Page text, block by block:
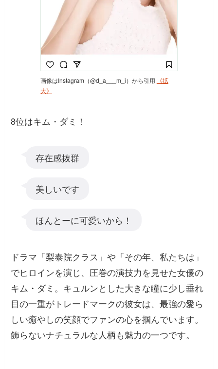
画像はInstagram（@d_a___m_i）から引用
《拡
大》
8位はキム・ダミ！
存在感抜群
美しいです
ほんとーに可愛いから！
ドラマ「梨泰院クラス」や「その年、私たちは」
でヒロインを演じ、圧巻の演技力を見せた女優の
キム・ダミ。キュルンとした大きな瞳に少し垂れ
目の一重がトレードマークの彼女は、最強の愛ら
しい癒やしの笑顔でファンの心を掴んでいます。
飾らないナチュラルな人柄も魅力の一つです。